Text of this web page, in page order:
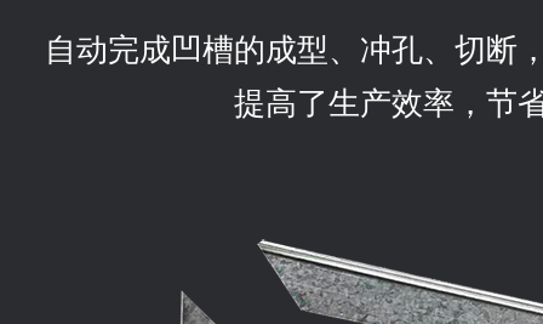
自动完成凹槽的成型、冲孔、切断
提高了生产效率，节